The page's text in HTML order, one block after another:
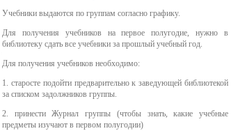
Учебники выдаются по группам согласно графику.
Для получения учебников на первое полугодие, нужно в
библиотеку сдать все учебники за прошлый учебный год.
Для получения учебников необходимо:
1. старосте подойти предварительно к заведующей библиотекой
за списком задолжников группы.
2. принести Журнал группы (чтобы знать, какие учебные
предметы изучают в первом полугодии)